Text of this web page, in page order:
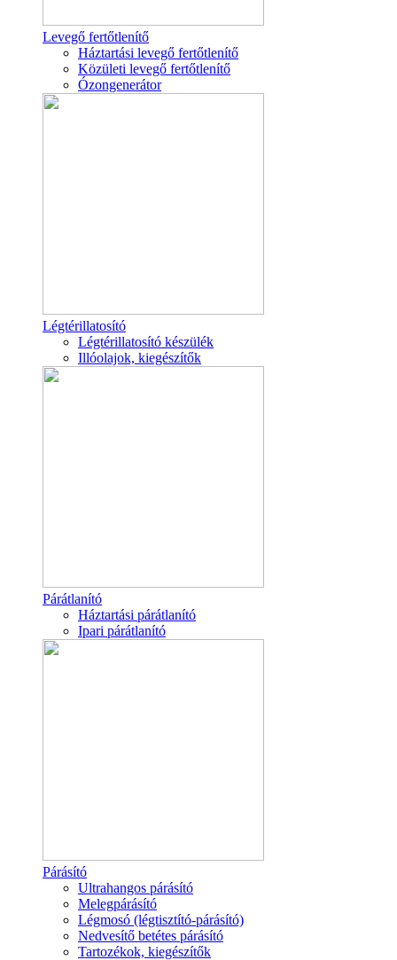
Levegő fertőtlenítő
Háztartási levegő fertőtlenítő
Közületi levegő fertőtlenítő
Ózongenerátor
Légtérillatosító
Légtérillatosító készülék
Illóolajok, kiegészítők
Párátlanító
Háztartási párátlanító
Ipari párátlanító
Párásító
Ultrahangos párásító
Melegpárásító
Légmosó (légtisztító-párásító)
Nedvesítő betétes párásító
Tartozékok, kiegészítők